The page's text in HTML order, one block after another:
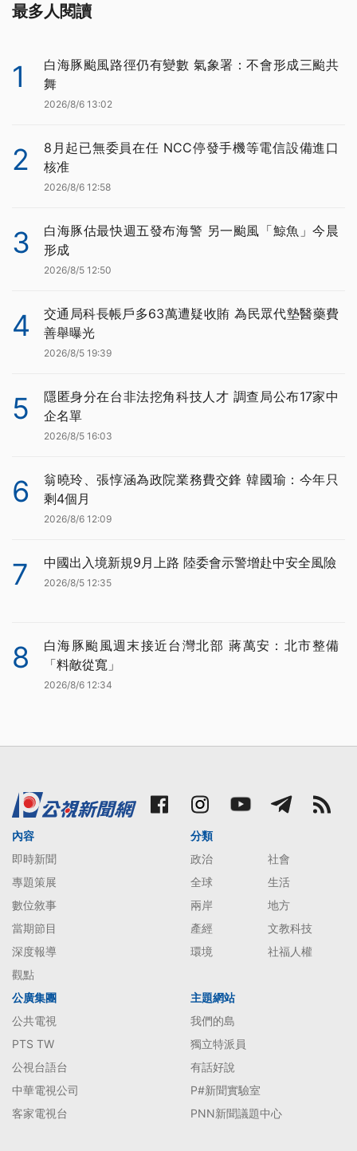
最多人閱讀
1
白海豚颱風路徑仍有變數 氣象署：不會形成三颱共
舞
2026/8/6 13:02
2
8月起已無委員在任 NCC停發手機等電信設備進口
核准
2026/8/6 12:58
3
白海豚估最快週五發布海警 另一颱風「鯨魚」今晨
形成
2026/8/5 12:50
4
交通局科長帳戶多63萬遭疑收賄 為民眾代墊醫藥費
善舉曝光
2026/8/5 19:39
5
隱匿身分在台非法挖角科技人才 調查局公布17家中
企名單
2026/8/5 16:03
6
翁曉玲、張惇涵為政院業務費交鋒 韓國瑜：今年只
剩4個月
2026/8/6 12:09
7 中國出入境新規9月上路 陸委會示警增赴中安全風險
2026/8/5 12:35
8
白海豚颱風週末接近台灣北部 蔣萬安：北市整備
「料敵從寬」
2026/8/6 12:34
內容
即時新聞
專題策展
數位敘事
當期節目
深度報導
觀點
分類
政治
社會
全球
生活
兩岸
地方
產經
文教科技
環境
社福人權
公廣集團
公共電視
PTS TW
公視台語台
中華電視公司
客家電視台
主題網站
我們的島
獨立特派員
有話好說
P#新聞實驗室
PNN新聞議題中心